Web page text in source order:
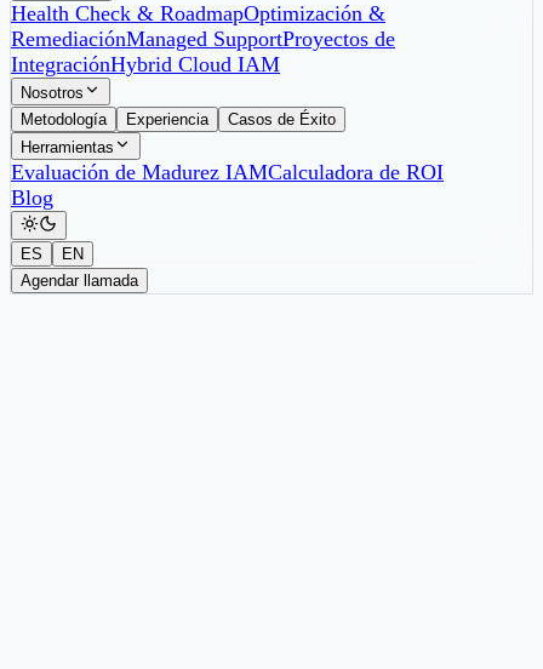
Health Check & RoadmapOptimización &
RemediaciónManaged SupportProyectos de
IntegraciónHybrid Cloud IAM
Nosotros
Metodología
Experiencia
Casos de Éxito
Herramientas
Evaluación de Madurez IAMCalculadora de ROI
Blog
ES
EN
Agendar llamada